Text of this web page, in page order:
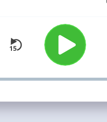
diretta da
permette di
reale lo
illuminando
in corso o in
competizioni
punto di